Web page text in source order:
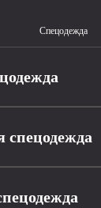
Спецодежда
спецодежда